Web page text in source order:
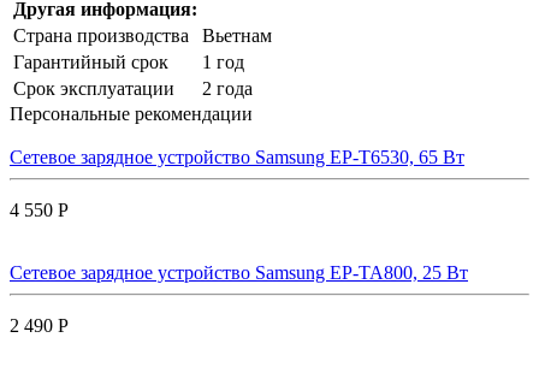
Другая информация:
Страна производства
Вьетнам
Гарантийный срок
1 год
Срок эксплуатации
2 года
Персональные рекомендации
Сетевое зарядное устройство Samsung EP-T6530, 65 Вт
4 550 Р
Сетевое зарядное устройство Samsung EP-TA800, 25 Вт
2 490 Р